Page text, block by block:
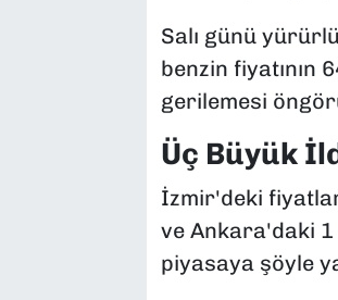
Salı günü
benzin fiyatının
gerilemesi
Üç Büyük
İzmir'deki
ve Ankara'daki 1
piyasaya şöyle